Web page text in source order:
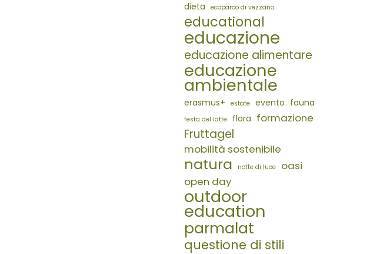
dieta ecoparco di vezzano
educational
educazione
educazione alimentare
educazione
ambientale
erasmus+ estate evento fauna
festa del latte flora formazione
Fruttagel
mobilità sostenibile
natura notte di luce
oasi
open day
outdoor
education
parmalat
questione di stili